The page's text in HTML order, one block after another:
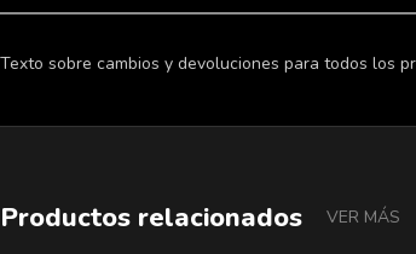
Texto sobre cambios y devoluciones para todos los
Productos relacionados VER MÁS